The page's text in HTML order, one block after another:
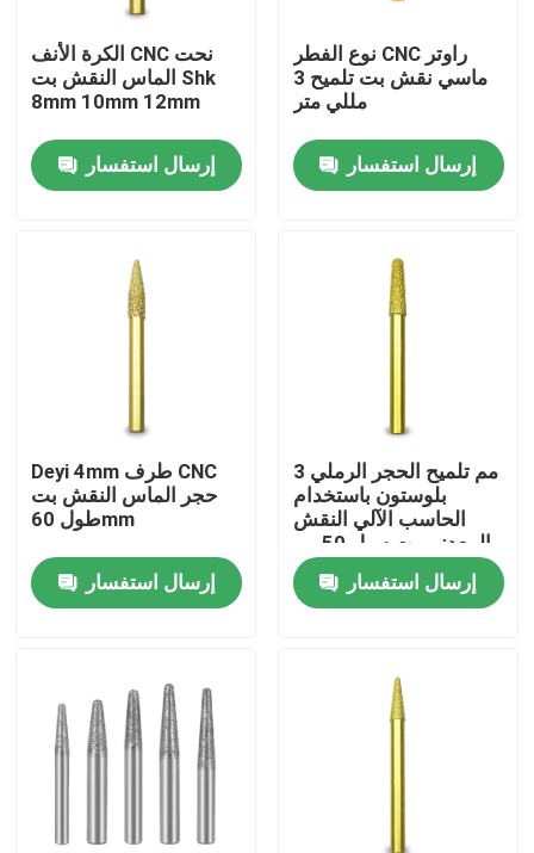
منزل
أدوات الماس المنشار
رأى الماس شفرة
الماس مثقاب الأساسية
عجلة طحن الماس
وسادة تلميع الماس
عجلة كأس الماس
الكرة الأنف CNC نحت
الماس النقش بت Shk
8mm 10mm 12mm
إرسال استفسار
نوع الفطر CNC راوتر
ماسي نقش بت تلميح 3
مللي متر
إرسال استفسار
Deyi 4mm طرف CNC
حجر الماس النقش بت
طول 60mm
إرسال استفسار
3 مم تلميح الحجر الرملي
بلوستون باستخدام
الحاسب الآلي النقش
المعدني بت سيل 50 مم
إرسال استفسار